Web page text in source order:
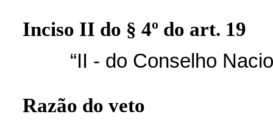
Inciso II do § 4º do art. 19
“II - do Conselho
Razão do veto